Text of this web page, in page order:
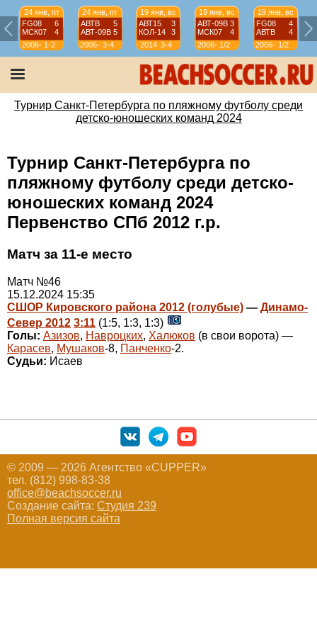
24 янв, пт
FG08
6
МСК07
4
2006-
07
1-2
24 янв, пт
АВТВ
5
АВТ-09B 5
2006-
07
3-4
19 янв, вс
АВТ15
3
КОЛ-14
3
2014 3-4
19 янв, вс
АВТ-09B 3
МСК07
4
2006-
07
1/2
19 янв, вс
FG08
4
АВТВ
4
2006-
07
1/2
Турнир Санкт-Петербурга по пляжному футболу среди
детско-юношеских команд 2024
Турнир Санкт-Петербурга по
пляжному футболу среди детско-
юношеских команд 2024
Первенство СПб 2012 г.р.
Матч за 11-е место
Матч №46
15.12.2024 15:35
СШОР Кировского района 2012 (голубые) — Динамо-
Север 2012 3:11 (1:5, 1:3, 1:3)
Голы: Азизов, Навроцких, Халюков (в свои ворота) —
Карасев, Мушаков-8, Панченко-2.
Судьи: Исаев
© 2009 — 2026 Агентство «CUPPER»
тел. (812) 998-83-38
office@beachsoccer.ru
Создание сайта: Студия 239
Полная версия сайта